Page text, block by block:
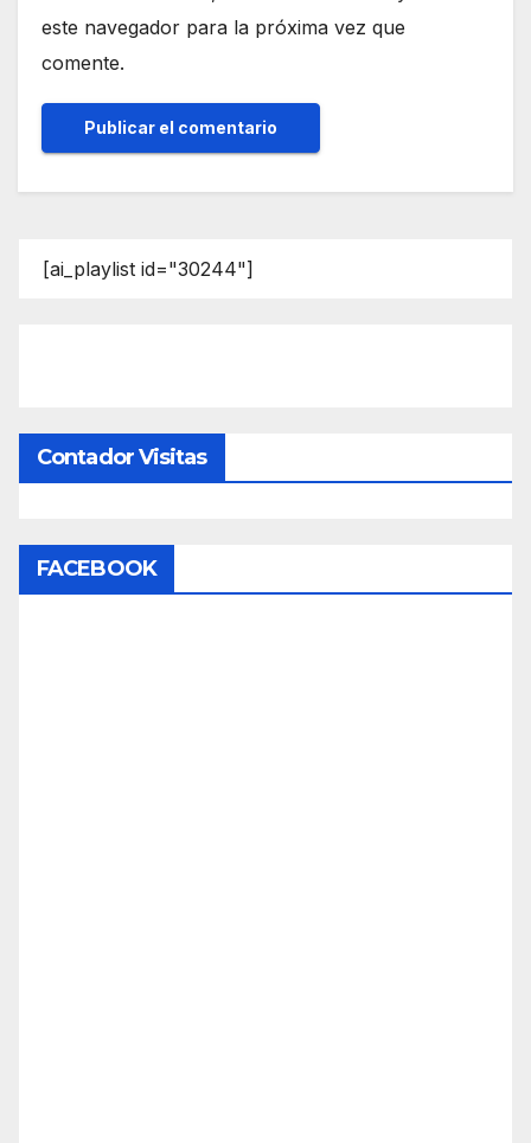
este navegador para la próxima vez que
comente.
[ai_playlist id="30244"]
Contador Visitas
FACEBOOK